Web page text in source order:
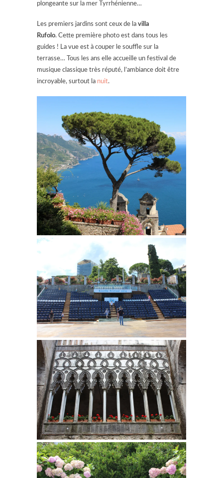
plongeante sur la mer Tyrrhénienne…
Les premiers jardins sont ceux de la villa
Rufolo. Cette première photo est dans tous les
guides ! La vue est à couper le souffle sur la
terrasse… Tous les ans elle accueille un festival de
musique classique très réputé, l’ambiance doit être
incroyable, surtout la nuit.